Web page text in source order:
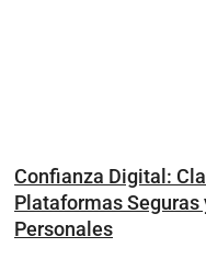
Confianza Digital:
Plataformas Seguras
Personales